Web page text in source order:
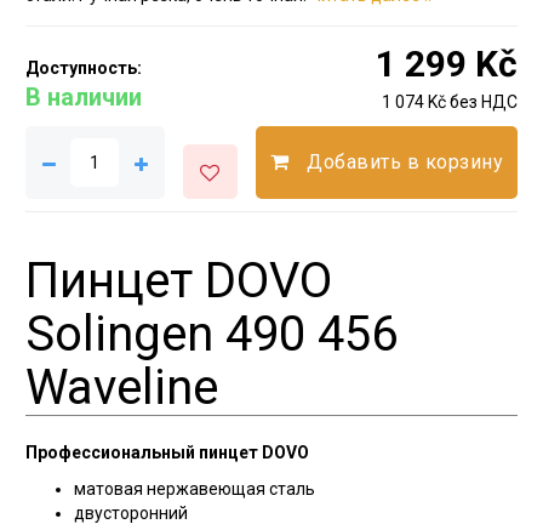
Доступность:
В наличии
1 299 Kč
1 074 Kč без НДС
Добавить в корзину
Пинцет DOVO
Solingen 490 456
Waveline
Профессиональный пинцет DOVO
матовая нержавеющая сталь
двусторонний